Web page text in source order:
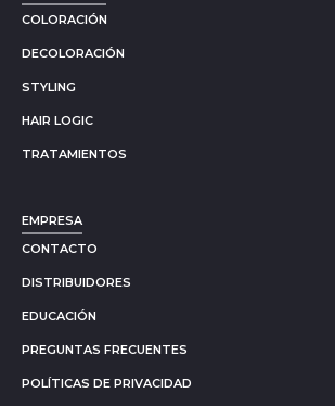
COLORACIÓN
DECOLORACIÓN
STYLING
HAIR LOGIC
TRATAMIENTOS
EMPRESA
CONTACTO
DISTRIBUIDORES
EDUCACIÓN
PREGUNTAS FRECUENTES
POLÍTICAS DE PRIVACIDAD